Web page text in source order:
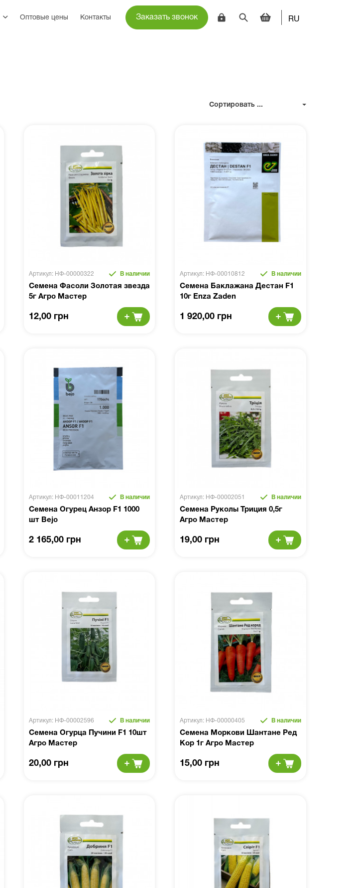
Оптовые цены Контакты Заказать звонок RU
Сортировать ...
Артикул: НФ-00000322 В наличии
Семена Фасоли Золотая звезда
5г Агро Мастер
12,00 грн
Артикул: НФ-00010812 В наличии
Семена Баклажана Дестан F1
10г Enza Zaden
1 920,00 грн
Артикул: НФ-00011204 В наличии
Семена Огурец Анзор F1 1000
шт Bejo
2 165,00 грн
Артикул: НФ-00002051 В наличии
Семена Руколы Триция 0,5г
Агро Мастер
19,00 грн
Артикул: НФ-00002596 В наличии
Семена Огурца Пучини F1 10шт
Агро Мастер
20,00 грн
Артикул: НФ-00000405 В наличии
Семена Моркови Шантане Ред
Кор 1г Агро Мастер
15,00 грн